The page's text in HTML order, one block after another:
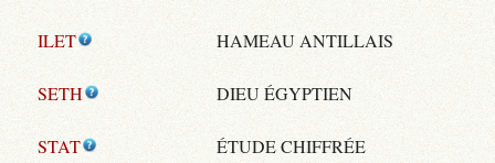
ILET HAMEAU ANTILLAIS
SETH DIEU ÉGYPTIEN
STAT ÉTUDE CHIFFRÉE